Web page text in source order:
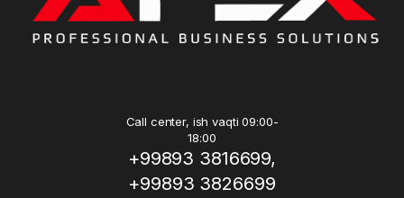
Call center, ish vaqti 09:00-
18:00
+99893 3816699,
+99893 3826699